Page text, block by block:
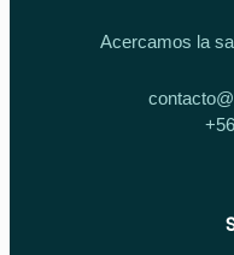
Acercamos la